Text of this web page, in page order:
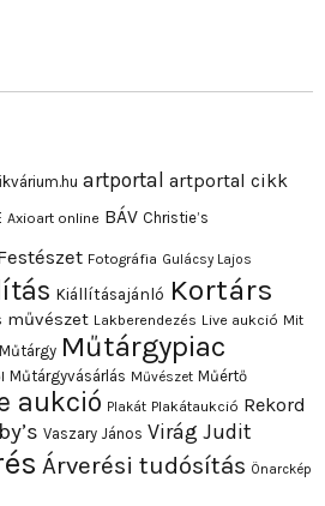
artportal artportal cikk
Axioart online BÁV Christie’s
Fotográfia Gulácsy Lajos
Kiállításajánló Kortárs
művészet Lakberendezés Live aukció Mit
Műtárgy Műtárgypiac
Műtárgyvásárlás Művészet Műértő
aukció Plakát Plakátaukció Rekord
Vaszary János Virág Judit
Árverési tudósítás Önarckép